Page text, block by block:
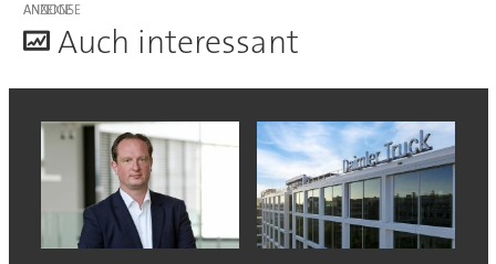
ANZEIGE
Auch interessant